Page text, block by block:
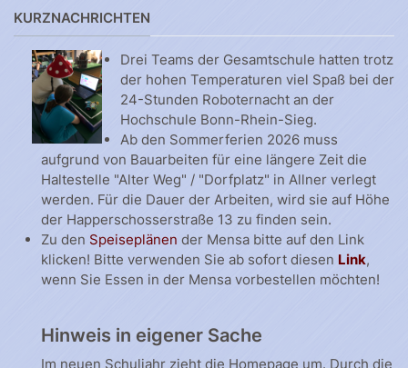
KURZNACHRICHTEN
Drei Teams der Gesamtschule hatten trotz
der hohen Temperaturen viel Spaß bei der
24-Stunden Roboternacht an der
Hochschule Bonn-Rhein-Sieg.
Ab den Sommerferien 2026 muss
aufgrund von Bauarbeiten für eine längere Zeit die
Haltestelle "Alter Weg" / "Dorfplatz" in Allner verlegt
werden. Für die Dauer der Arbeiten, wird sie auf Höhe
der Happerschosserstraße 13 zu finden sein.
Zu den Speiseplänen der Mensa bitte auf den Link
klicken! Bitte verwenden Sie ab sofort diesen Link,
wenn Sie Essen in der Mensa vorbestellen möchten!
Hinweis in eigener Sache
Im neuen Schuljahr zieht die Homepage um. Durch die